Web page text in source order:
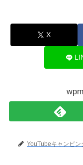
X
YouTubeキャンピン